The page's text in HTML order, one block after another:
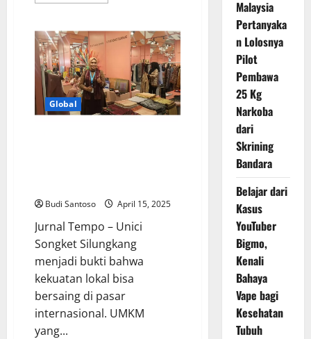
Mandiri
Dorong
UMKM
Naik
Kelas
Lewat
Livin’
Merchant
dan
Program
Global
Budi Santoso April 15, 2025
Jurnal Tempo – Unici
Songket Silungkang
menjadi bukti bahwa
kekuatan lokal bisa
bersaing di pasar
internasional. UMKM
yang...
Malaysia
Pertanyaka
n Lolosnya
Pilot
Pembawa
25 Kg
Narkoba
dari
Skrining
Bandara
Belajar dari
Kasus
YouTuber
Bigmo,
Kenali
Bahaya
Vape bagi
Kesehatan
Tubuh